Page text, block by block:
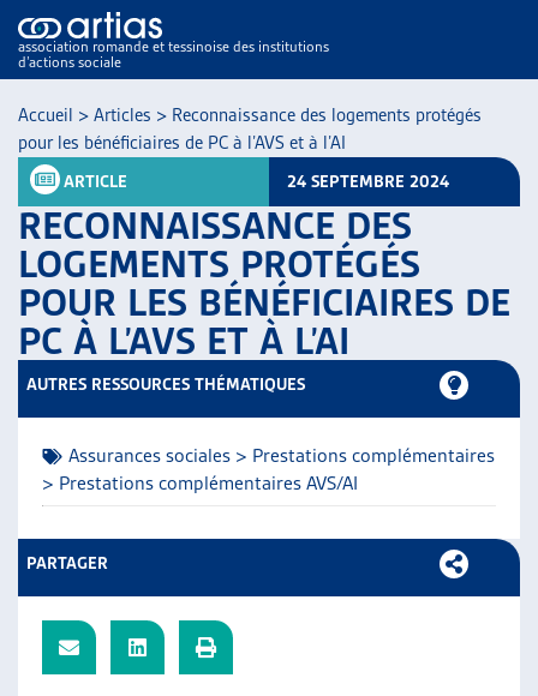
association romande et tessinoise des institutions
d’actions sociale
NOS PUBLICATIONS
ARTICLES
DOSSIERS DU MOIS
VEILLE
THÉMATIQUES
GUIDE SOCIAL ROMAND
ARTIAS
PROJETS ET ACTIVITÉS
JOURNÉES D’AUTOMNE
Accueil > Articles > Reconnaissance des logements protégés
pour les bénéficiaires de PC à l’AVS et à l’AI
ARTICLE 24 SEPTEMBRE 2024
RECONNAISSANCE DES
LOGEMENTS PROTÉGÉS
POUR LES BÉNÉFICIAIRES DE
PC À L’AVS ET À L’AI
AUTRES RESSOURCES THÉMATIQUES
Assurances sociales > Prestations complémentaires
> Prestations complémentaires AVS/AI
PARTAGER